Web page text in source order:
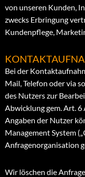
von unseren Kunden,
zwecks Erbringung
Kundenpflege,
Bei der
Mail, Telefon oder via
des Nutzers zur
Abwicklung gem. Art. 6
Angaben der Nutzer
Management System
Anfragenorganisation
Wir löschen die